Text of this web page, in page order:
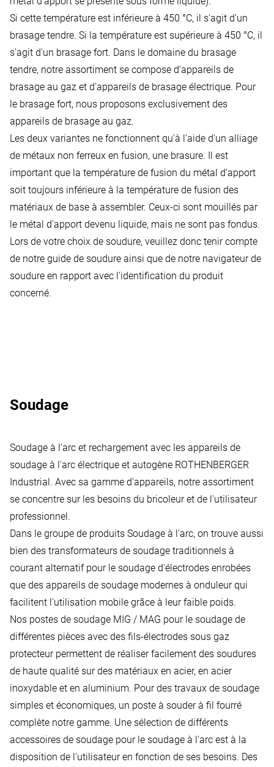
Si cette température est inférieure à 450 °C, il s'agit d'un
brasage tendre. Si la température est supérieure à 450 °C, il
s'agit d'un brasage fort. Dans le domaine du brasage
tendre, notre assortiment se compose d'appareils de
brasage au gaz et d'appareils de brasage électrique. Pour
le brasage fort, nous proposons exclusivement des
appareils de brasage au gaz.
Les deux variantes ne fonctionnent qu'à l'aide d'un alliage
de métaux non ferreux en fusion, une brasure. Il est
important que la température de fusion du métal d'apport
soit toujours inférieure à la température de fusion des
matériaux de base à assembler. Ceux-ci sont mouillés par
le métal d'apport devenu liquide, mais ne sont pas fondus.
Lors de votre choix de soudure, veuillez donc tenir compte
de notre guide de soudure ainsi que de notre navigateur de
soudure en rapport avec l'identification du produit
concerné.
Soudage
Soudage à l'arc et rechargement avec les appareils de
soudage à l'arc électrique et autogène ROTHENBERGER
Industrial. Avec sa gamme d'appareils, notre assortiment
se concentre sur les besoins du bricoleur et de l'utilisateur
professionnel.
Dans le groupe de produits Soudage à l'arc, on trouve aussi
bien des transformateurs de soudage traditionnels à
courant alternatif pour le soudage d'électrodes enrobées
que des appareils de soudage modernes à onduleur qui
facilitent l'utilisation mobile grâce à leur faible poids.
Nos postes de soudage MIG / MAG pour le soudage de
différentes pièces avec des fils-électrodes sous gaz
protecteur permettent de réaliser facilement des soudures
de haute qualité sur des matériaux en acier, en acier
inoxydable et en aluminium. Pour des travaux de soudage
simples et économiques, un poste à souder à fil fourré
complète notre gamme. Une sélection de différents
accessoires de soudage pour le soudage à l'arc est à la
disposition de l'utilisateur en fonction de ses besoins. Des